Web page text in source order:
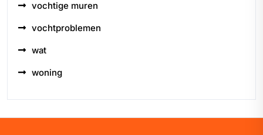
vochtige muren
vochtproblemen
wat
woning